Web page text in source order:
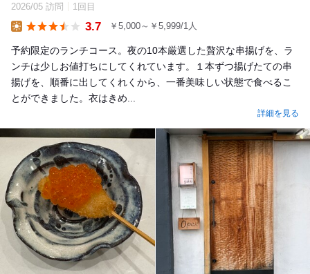
2026/05 訪問 1回目
3.7 ￥5,000～￥5,999/1人
予約限定のランチコース。夜の10本厳選した贅沢な串揚げを、ラ
ンチは少しお値打ちにしてくれています。１本ずつ揚げたての串
揚げを、順番に出してくれくから、一番美味しい状態で食べるこ
とができました。衣はきめ...
詳細を見る